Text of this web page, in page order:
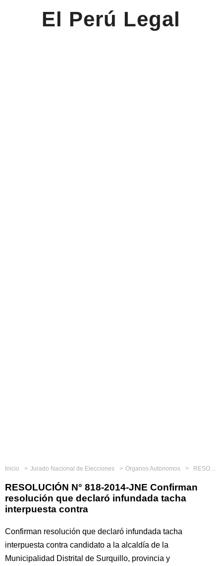
El Perú Legal
Inicio Jurado Nacional de Elecciones Organos Autonomos RESOLUCIÓN N° 818-2014-JNE Confirman resolución que declaró infundada tacha interpuesta contra
RESOLUCIÓN N° 818-2014-JNE Confirman
resolución que declaró infundada tacha
interpuesta contra
Confirman resolución que declaró infundada tacha
interpuesta contra candidato a la alcaldía de la
Municipalidad Distrital de Surquillo, provincia y